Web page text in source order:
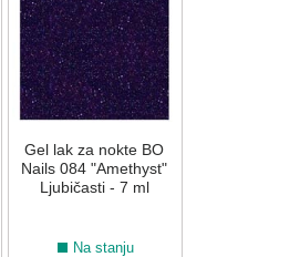
Gel lak za nokte BO
Nails 084 "Amethyst"
Ljubičasti - 7 ml
Na stanju